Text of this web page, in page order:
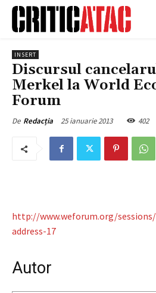
INSERT
Discursul
Merkel la World
Forum
De Redacția 25 ianuarie 2013 402
http://www.weforum.org/
address-17
Autor